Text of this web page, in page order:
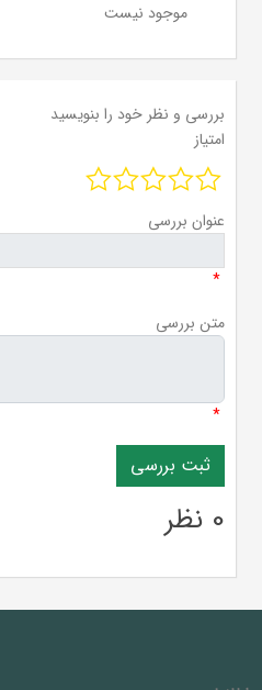
موجود نیست
بررسی و نظر خود را بنویسید
امتیاز
عنوان بررسی
*
متن بررسی
*
0 نظر